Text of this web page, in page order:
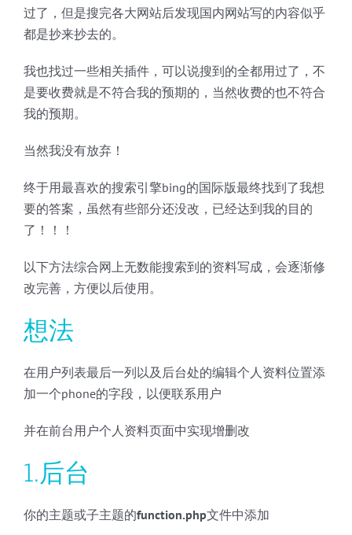
过了，但是搜完各大网站后发现国内网站写的内容似乎
都是抄来抄去的。
我也找过一些相关插件，可以说搜到的全都用过了，不
是要收费就是不符合我的预期的，当然收费的也不符合
我的预期。
当然我没有放弃！
终于用最喜欢的搜索引擎bing的国际版最终找到了我想
要的答案，虽然有些部分还没改，已经达到我的目的
了！！！
以下方法综合网上无数能搜索到的资料写成，会逐渐修
改完善，方便以后使用。
想法
在用户列表最后一列以及后台处的编辑个人资料位置添
加一个phone的字段，以便联系用户
并在前台用户个人资料页面中实现增删改
1.后台
你的主题或子主题的function.php文件中添加